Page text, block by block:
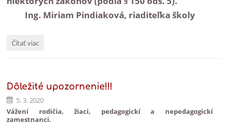
Ing. Miriam Pindiaková, riaditeľka školy
Prerušene
v
Čítať viac
Dôležité upozornenie!!!
5. 3. 2020
Vážení rodičia, žiaci, pedagogickí a nepedagogickí
zamestnanci.